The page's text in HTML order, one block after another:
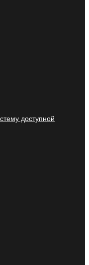
доступной